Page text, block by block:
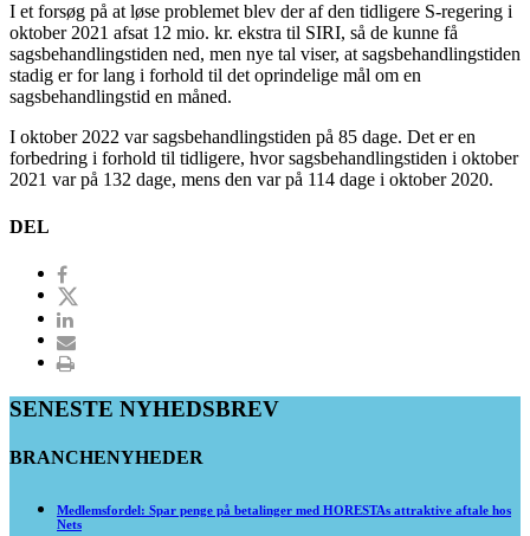
I et forsøg på at løse problemet blev der af den tidligere S-regering i
oktober 2021 afsat 12 mio. kr. ekstra til SIRI, så de kunne få
sagsbehandlingstiden ned, men nye tal viser, at sagsbehandlingstiden
stadig er for lang i forhold til det oprindelige mål om en
sagsbehandlingstid en måned.
I oktober 2022 var sagsbehandlingstiden på 85 dage. Det er en
forbedring i forhold til tidligere, hvor sagsbehandlingstiden i oktober
2021 var på 132 dage, mens den var på 114 dage i oktober 2020.
DEL
SENESTE NYHEDSBREV
BRANCHENYHEDER
Medlemsfordel: Spar penge på betalinger med HORESTAs attraktive aftale hos
Nets